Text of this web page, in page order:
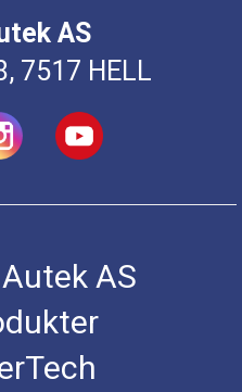
AS
7517 HELL
AS